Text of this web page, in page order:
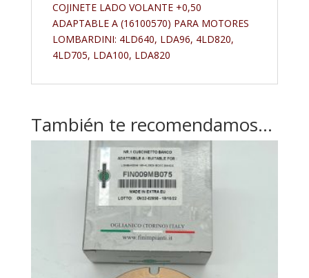
COJINETE LADO VOLANTE +0,50
ADAPTABLE A (16100570) PARA MOTORES
LOMBARDINI: 4LD640, LDA96, 4LD820,
4LD705, LDA100, LDA820
También te recomendamos…